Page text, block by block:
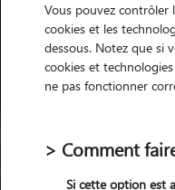
Vous pouvez contrôler
cookies et les
dessous. Notez que si
cookies et
ne pas fonctionner
> Comment
Si cette option est